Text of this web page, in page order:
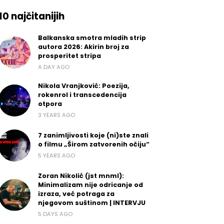
najčitanijih
Balkanska smotra mladih strip
autora 2026: Akirin broj za
prosperitet stripa
A DAY AGO
Nikola Vranjković: Poezija,
rokenrol i transcedencija
otpora
3 YEARS AGO
7 zanimljivosti koje (ni)ste znali
o filmu „Širom zatvorenih očiju“
5 YEARS AGO
Zoran Nikolić (jst mnml):
Minimalizam nije odricanje od
izraza, već potraga za
njegovom suštinom | INTERVJU
5 DAYS AGO